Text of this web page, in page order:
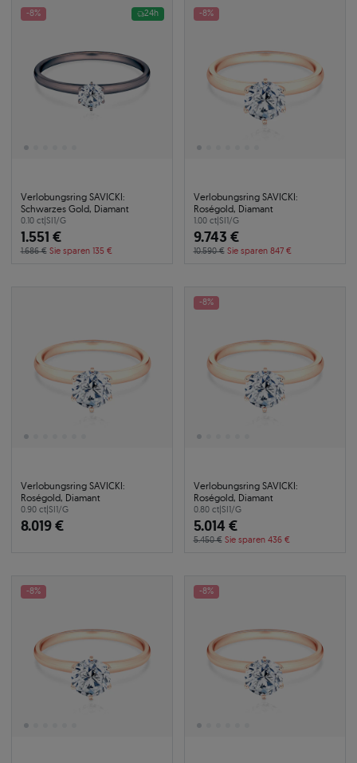
-8% 24h
Verlobungsring SAVICKI:
Schwarzes Gold, Diamant
0.10 ct|SI1/G
1.551 €
1.686 € Sie sparen 135 €
-8%
Verlobungsring SAVICKI:
Roségold, Diamant
1.00 ct|SI1/G
9.743 €
10.590 € Sie sparen 847 €
Verlobungsring SAVICKI:
Roségold, Diamant
0.90 ct|SI1/G
8.019 €
-8%
Verlobungsring SAVICKI:
Roségold, Diamant
0.80 ct|SI1/G
5.014 €
5.450 € Sie sparen 436 €
-8% -8%